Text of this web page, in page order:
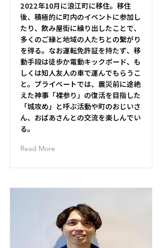
2022年10月に浪江町に移住。移住
後、積極的に町内のイベントに参加し
たり、飲み屋街に繰り出したことで、
多くのご縁と地域の人たちとの繋がり
を得る。なお運転免許証を持たず、移
動手段は徒歩か電動キックボード、も
しくは知人友人の車で運んでもらうこ
と。プライベートでは、震災前に途絶
えた神事「裸参り」の復活を目指した
「城攻め」と呼ぶ活動や町のおじいさ
ん、おばあさんとの交流を楽しんでい
る。
Read More